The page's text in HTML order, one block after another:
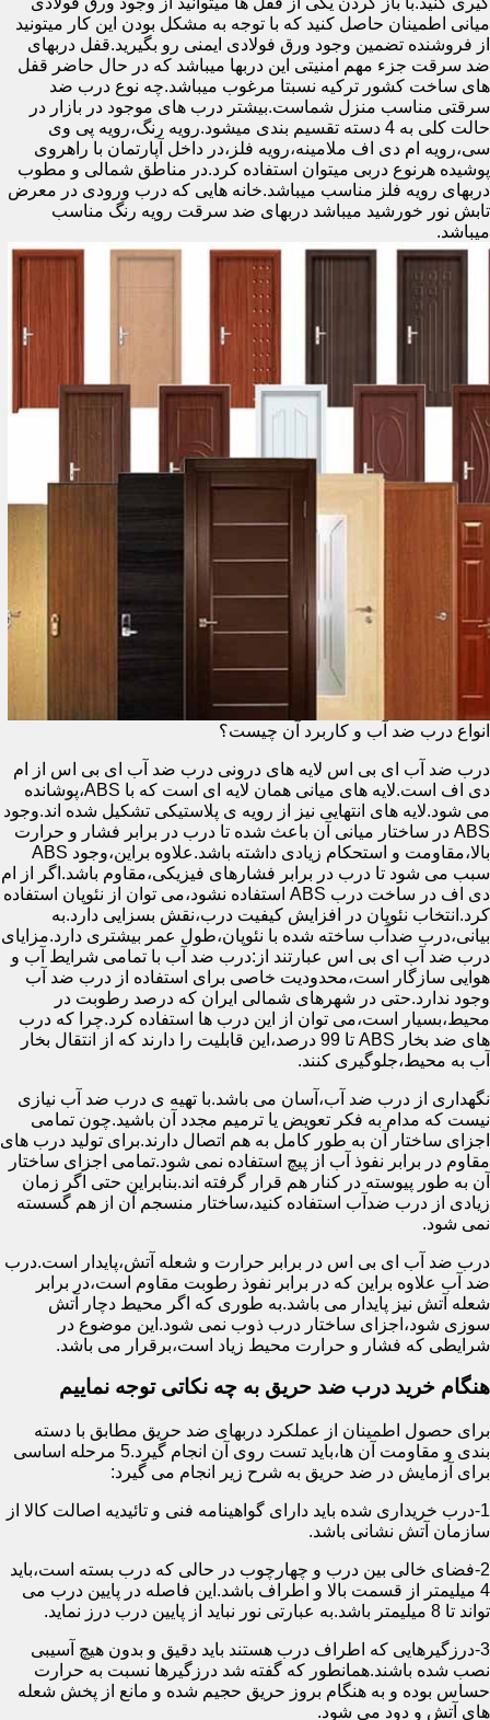
میانی اطمینان حاصل کنید که با توجه به مشکل بودن این کار میتونید
از فروشنده تضمین وجود ورق فولادی ایمنی رو بگیرید.قفل دربهای
ضد سرقت جزء مهم امنیتی این دربها میباشد که در حال حاضر قفل
های ساخت کشور ترکیه نسبتا مرغوب میباشد.چه نوع درب ضد
سرقتی مناسب منزل شماست.بیشتر درب های موجود در بازار در
حالت کلی به 4 دسته تقسیم بندی میشود.رویه رنگ،رویه پی وی
سی،رویه ام دی اف ملامینه،رویه فلز،در داخل آپارتمان با راهروی
پوشیده هرنوع دربی میتوان استفاده کرد.در مناطق شمالی و مطوب
دربهای رویه فلز مناسب میباشد.خانه هایی که درب ورودی در معرض
تابش نور خورشید میباشد دربهای ضد سرقت رویه رنگ مناسب
میباشد.
انواع درب ضد آب و کاربرد آن چیست؟
درب ضد آب ای بی اس لایه های درونی درب ضد آب ای بی اس از ام
دی اف است.لایه های میانی همان لایه ای است که با ABS،پوشانده
می شود.لایه های انتهایی نیز از رویه ی پلاستیکی تشکیل شده اند.وجود
ABS در ساختار میانی آن باعث شده تا درب در برابر فشار و حرارت
بالا،مقاومت و استحکام زیادی داشته باشد.علاوه براین،وجود ABS
سبب می شود تا درب در برابر فشارهای فیزیکی،مقاوم باشد.اگر از ام
دی اف در ساخت درب ABS استفاده نشود،می توان از نئوپان استفاده
کرد.انتخاب نئوپان در افزایش کیفیت درب،نقش بسزایی دارد.به
بیانی،درب ضدآب ساخته شده با نئوپان،طول عمر بیشتری دارد.مزایای
درب ضد آب ای بی اس عبارتند از:درب ضد آب با تمامی شرایط آب و
هوایی سازگار است،محدودیت خاصی برای استفاده از درب ضد آب
وجود ندارد.حتی در شهرهای شمالی ایران که درصد رطوبت در
محیط،بسیار است،می توان از این درب ها استفاده کرد.چرا که درب
های ضد بخار ABS تا 99 درصد،این قابلیت را دارند که از انتقال بخار
آب به محیط،جلوگیری کنند.
نگهداری از درب ضد آب،آسان می باشد.با تهیه ی درب ضد آب نیازی
نیست که مدام به فکر تعویض یا ترمیم مجدد آن باشید.چون تمامی
اجزای ساختار آن به طور کامل به هم اتصال دارند.برای تولید درب های
مقاوم در برابر نفوذ آب از پیچ استفاده نمی شود.تمامی اجزای ساختار
آن به طور پیوسته در کنار هم قرار گرفته اند.بنابراین حتی اگر زمان
زیادی از درب ضدآب استفاده کنید،ساختار منسجم آن از هم گسسته
نمی شود.
درب ضد آب ای بی اس در برابر حرارت و شعله آتش،پایدار است.درب
ضد آب علاوه براین که در برابر نفوذ رطوبت مقاوم است،در برابر
شعله آتش نیز پایدار می باشد.به طوری که اگر محیط دچار آتش
سوزی شود،اجزای ساختار درب ذوب نمی شود.این موضوع در
شرایطی که فشار و حرارت محیط زیاد است،برقرار می باشد.
هنگام خرید درب ضد حریق به چه نکاتی توجه نماییم
برای حصول اطمینان از عملکرد دربهای ضد حریق مطابق با دسته
بندی و مقاومت آن ها،باید تست روی آن انجام گیرد.5 مرحله اساسی
برای آزمایش در ضد حریق به شرح زیر انجام می گیرد:
1-درب خریداری شده باید دارای گواهینامه فنی و تائیدیه اصالت کالا از
سازمان آتش نشانی باشد.
2-فضای خالی بین درب و چهارچوب در حالی که درب بسته است،باید
4 میلیمتر از قسمت بالا و اطراف باشد.این فاصله در پایین درب می
تواند تا 8 میلیمتر باشد.به عبارتی نور نباید از پایین درب درز نماید.
3-درزگیرهایی که اطراف درب هستند باید دقیق و بدون هیچ آسیبی
نصب شده باشند.همانطور که گفته شد درزگیرها نسبت به حرارت
حساس بوده و به هنگام بروز حریق حجیم شده و مانع از پخش شعله
های آتش و دود می شود.